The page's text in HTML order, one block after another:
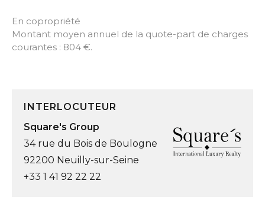
En copropriété
Montant moyen annuel de la quote-part de charges
courantes : 804 €.
INTERLOCUTEUR
Square's Group
34 rue du Bois de Boulogne
92200 Neuilly-sur-Seine
+33 1 41 92 22 22